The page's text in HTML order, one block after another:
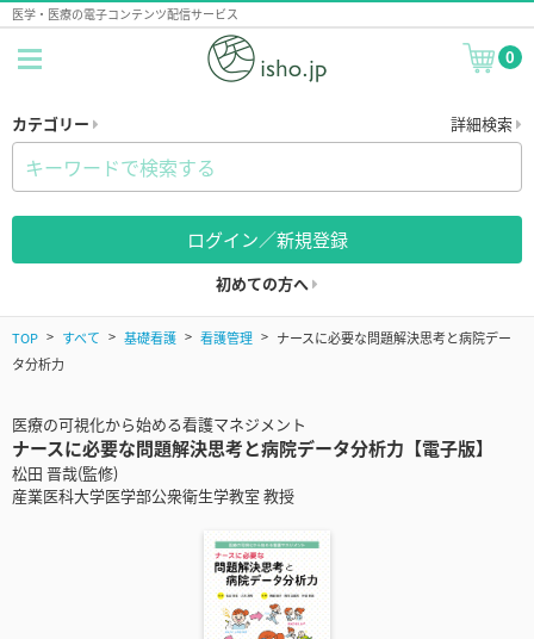
医学・医療の電子コンテンツ配信サービス
0
カテゴリー 詳細検索
ログイン／新規登録
初めての方へ
TOP すべて 基礎看護 看護管理
ナースに必要な問題解決思考と病院デー
タ分析力
医療の可視化から始める看護マネジメント
ナースに必要な問題解決思考と病院データ分析力【電子版】
松田 晋哉(監修)
産業医科大学医学部公衆衛生学教室 教授